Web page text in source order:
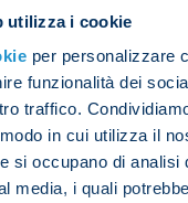
utilizza i cookie
per personalizzare
funzionalità dei
traffico.
in cui utilizza il
si occupano di analisi
media, i quali
NOW